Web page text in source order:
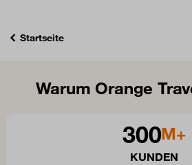
Startseite
Warum Orange
300M+
KUNDEN